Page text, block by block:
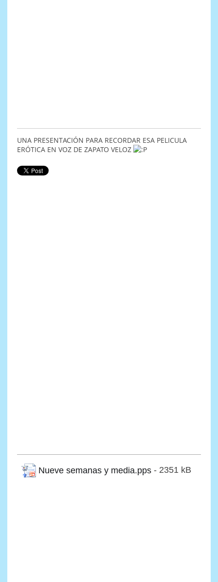
UNA PRESENTACIÓN PARA RECORDAR ESA PELICULA
ERÓTICA EN VOZ DE ZAPATO VELOZ
Nueve semanas y media.pps - 2351 kB